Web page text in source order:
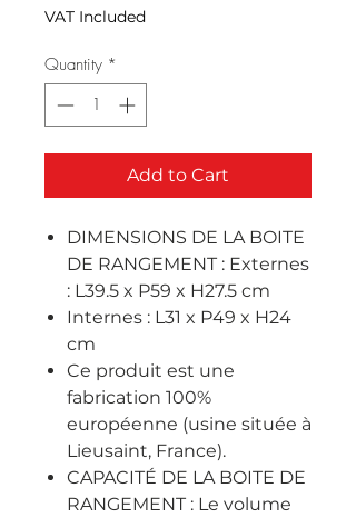
VAT Included
Quantity *
Add to Cart
DIMENSIONS DE LA BOITE
DE RANGEMENT : Externes
: L39.5 x P59 x H27.5 cm
Internes : L31 x P49 x H24
cm
Ce produit est une
fabrication 100%
européenne (usine située à
Lieusaint, France).
CAPACITÉ DE LA BOITE DE
RANGEMENT : Le volume